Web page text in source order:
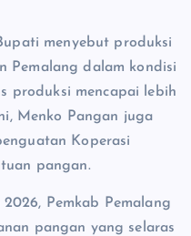
menyebut produksi
Pemalang dalam kondisi
produksi mencapai lebih
Menko Pangan juga
Koperasi
pangan.
Pemkab Pemalang
pangan yang selaras